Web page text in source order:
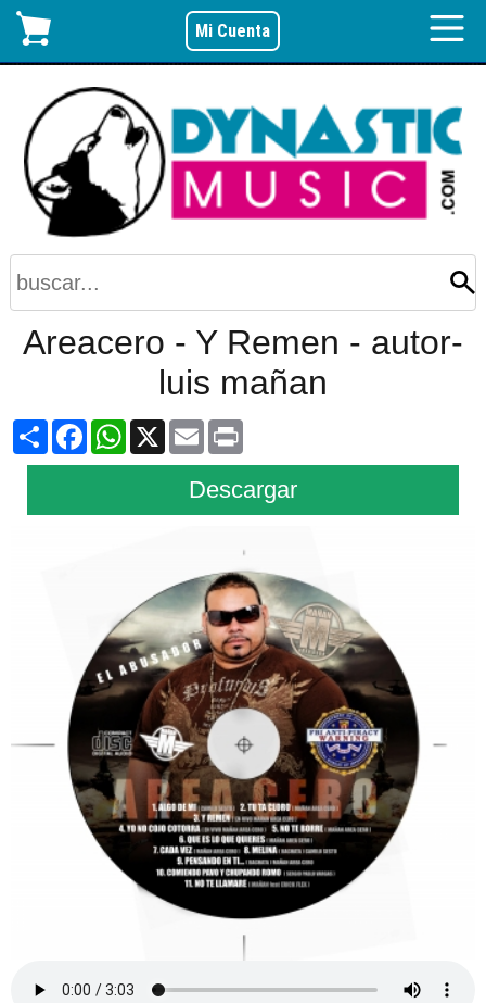
Mi Cuenta
Areacero - Y Remen - autor-
luis mañan
ShareFacebookWhatsApp
X Email
Descargar